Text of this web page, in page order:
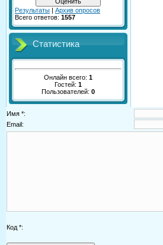
Результаты | Архив опросов
Всего ответов: 1557
Статистика
Онлайн всего: 1
Гостей: 1
Пользователей: 0
Имя *:
Email:
Код *: